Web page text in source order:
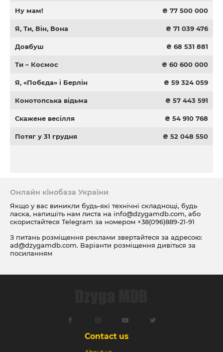
Ну мам! ₴ 77 500 000
Я, Ти, Він, Вона ₴ 71 039 476
Довбуш ₴ 68 531 881
Ти – Космос ₴ 60 600 000
Я, «Побєда» і Берлін ₴ 59 324 059
Конотопська відьма ₴ 57 443 591
Скажене весілля ₴ 54 910 768
Потяг у 31 грудня ₴ 52 048 550
Онлайн кінобаза України
Якщо у вас виникли будь-які технічні складнощі, будь
ласка, напишіть нам листа на info@dzygamdb.com, або
скористайтеся Telegram за номером +38(096)889-21-91
З питань розміщення реклами звертайтеся за адресою:
ad@dzygamdb.com. Варіанти розміщення дивіться за
посиланням
Contact us